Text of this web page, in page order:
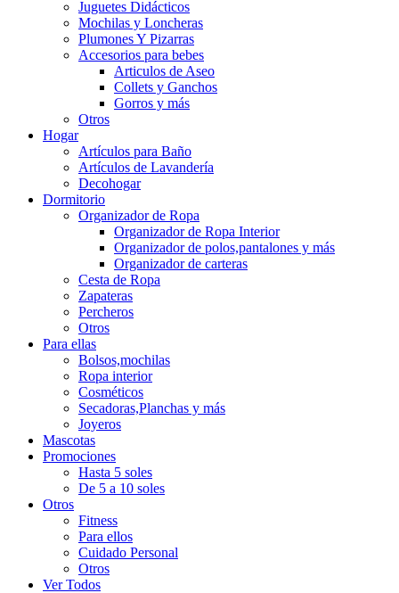
Juguetes Didácticos
Mochilas y Loncheras
Plumones Y Pizarras
Accesorios para bebes
Articulos de Aseo
Collets y Ganchos
Gorros y más
Otros
Hogar
Artículos para Baño
Artículos de Lavandería
Decohogar
Dormitorio
Organizador de Ropa
Organizador de Ropa Interior
Organizador de polos,pantalones y más
Organizador de carteras
Cesta de Ropa
Zapateras
Percheros
Otros
Para ellas
Bolsos,mochilas
Ropa interior
Cosméticos
Secadoras,Planchas y más
Joyeros
Mascotas
Promociones
Hasta 5 soles
De 5 a 10 soles
Otros
Fitness
Para ellos
Cuidado Personal
Otros
Ver Todos